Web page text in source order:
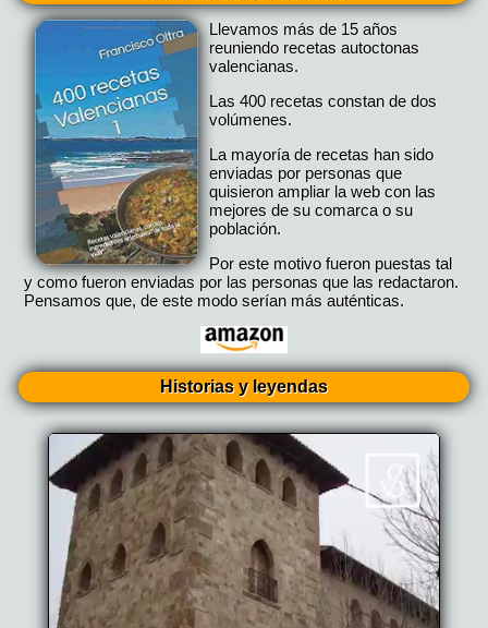
Llevamos más de 15 años
reuniendo recetas autoctonas
valencianas.
Las 400 recetas constan de dos
volúmenes.
La mayoría de recetas han sido
enviadas por personas que
quisieron ampliar la web con las
mejores de su comarca o su
población.
Por este motivo fueron puestas tal
y como fueron enviadas por las personas que las redactaron.
Pensamos que, de este modo serían más auténticas.
Historias y leyendas